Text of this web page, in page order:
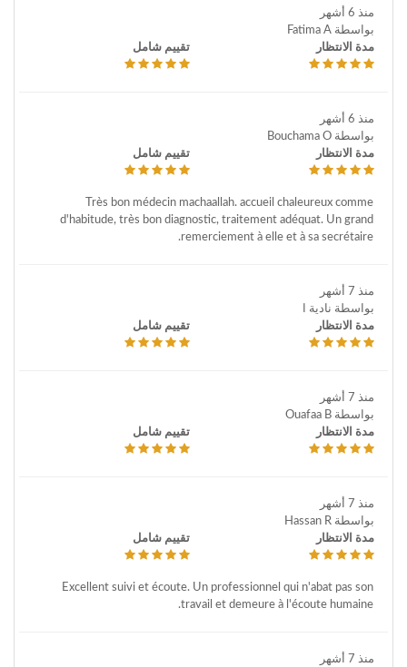
منذ 6 أشهر
بواسطة Fatima A
مدة الانتظار
تقييم شامل
منذ 6 أشهر
بواسطة Bouchama O
مدة الانتظار
تقييم شامل
Très bon médecin machaallah. accueil chaleureux comme
d'habitude, très bon diagnostic, traitement adéquat. Un grand
remerciement à elle et à sa secrétaire.
منذ 7 أشهر
بواسطة نادية ا
مدة الانتظار
تقييم شامل
منذ 7 أشهر
بواسطة Ouafaa B
مدة الانتظار
تقييم شامل
منذ 7 أشهر
بواسطة Hassan R
مدة الانتظار
تقييم شامل
Excellent suivi et écoute. Un professionnel qui n'abat pas son
travail et demeure à l'écoute humaine.
منذ 7 أشهر